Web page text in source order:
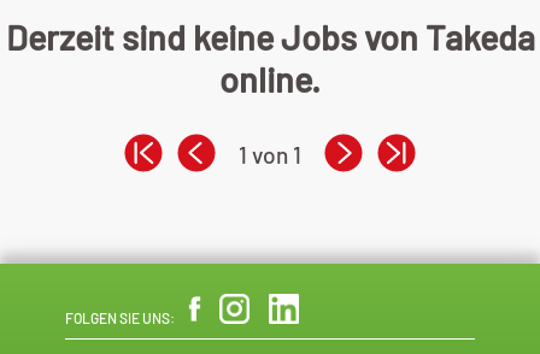
Derzeit sind keine Jobs von Takeda
online.
1 von 1
FOLGEN SIE UNS: